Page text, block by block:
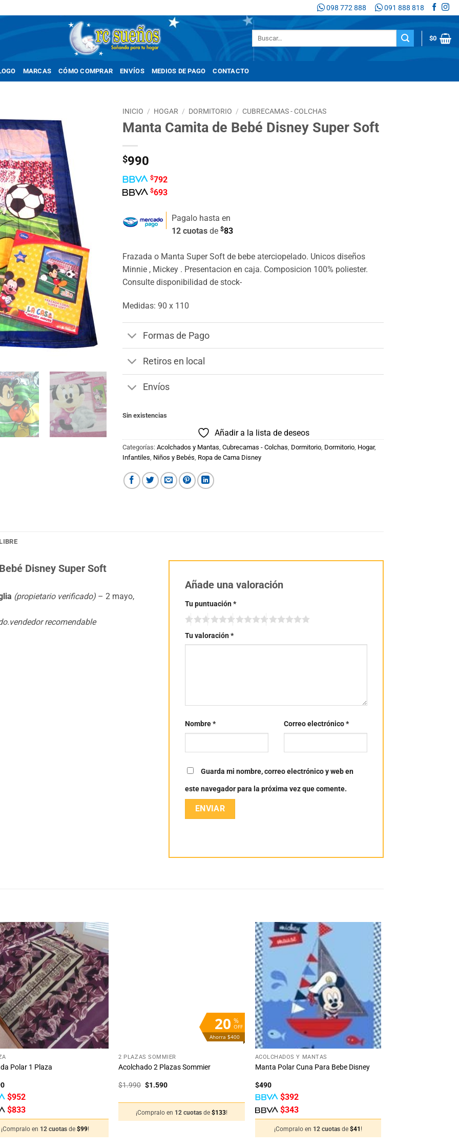
098 772 888 091 888 818
$0
MARCAS CÓMO COMPRAR ENVÍOS MEDIOS DE PAGO CONTACTO
INICIO / HOGAR / DORMITORIO / CUBRECAMAS - COLCHAS
Manta Camita de Bebé Disney Super Soft
$990
$792
$693
Pagalo hasta en
12 cuotas de $83
Frazada o Manta Super Soft de bebe aterciopelado. Unicos diseños
Minnie , Mickey . Presentacion en caja. Composicion 100% poliester.
Consulte disponibilidad de stock-
Medidas: 90 x 110
Formas de Pago
Retiros en local
Envíos
Sin existencias
Añadir a la lista de deseos
Categorías: Acolchados y Mantas Cubrecamas - Colchas Dormitorio Dormitorio Hogar,
Infantiles Niños y Bebés Ropa de Cama Disney
Disney Super Soft
(propietario verificado) – 2 mayo,
recomendable
Añade una valoración
Tu puntuación*
Tu valoración*
Nombre* Correo electrónico*
Guarda mi nombre, correo electrónico y web en
este navegador para la próxima vez que comente.
Añadir
a la
lista
de
deseos
Polar 1 Plaza
$952
$833
¡Compralo en 12 cuotasde$99!
%
OFF
20
Ahorra $400
2 PLAZAS SOMMIER
Acolchado 2 Plazas Sommier
$1.990 El
$1.990.
$1.590El
$1.590.
¡Compralo en 12 cuotasde$133!
deseos
+
ACOLCHADOS Y MANTAS
Manta Polar Cuna Para Bebe Disney
$490
$392
$343
¡Compralo en 12 cuotas de $41 !